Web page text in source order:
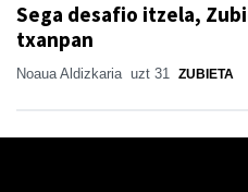
Sega desafio itzela,
txanpan
Noaua Aldizkaria uzt 31 ZUBIETA